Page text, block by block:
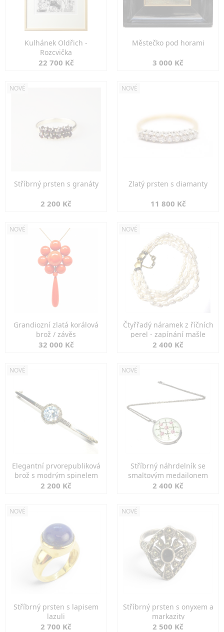
Kulhánek Oldřich -
Rozcvička
22 700 Kč
Městečko pod horami
3 000 Kč
NOVÉ
Stříbrný prsten s granáty
2 200 Kč
NOVÉ
Zlatý prsten s diamanty
11 800 Kč
NOVÉ
Grandiozní zlatá korálová
brož / závěs
32 000 Kč
NOVÉ
Čtyřřadý náramek z říčních
perel - zapínání mašle
2 400 Kč
NOVÉ
Elegantní prvorepubliková
brož s modrým spinelem
2 200 Kč
NOVÉ
Stříbrný náhrdelník se
smaltovým medailonem
2 400 Kč
NOVÉ
Stříbrný prsten s lapisem
lazuli
2 700 Kč
NOVÉ
Stříbrný prsten s onyxem a
markazity
2 500 Kč